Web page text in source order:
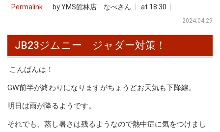
Permalink by YMS館林店 なべさん at 18:30
2024.04.29
JB23ジムニー ジャダー対策！
こんばんは！
GW前半が終わりになりますがちょうどお天気も下降線。
明日は雨が降るようです。
それでも、蒸し暑さは残るようなので熱中症に気をつけまし